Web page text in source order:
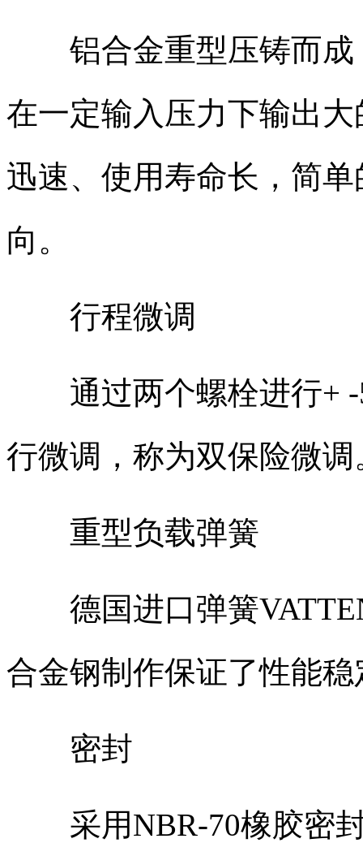
铝合金重型压铸而成
在一定输入压力下输出
迅速、使用寿命长，简
向。
行程微调
通过两个螺栓进行+ -
行微调，称为双保险微调
重型负载弹簧
德国进口弹簧
合金钢制作保证了性能
密封
采用NBR-70橡胶密封